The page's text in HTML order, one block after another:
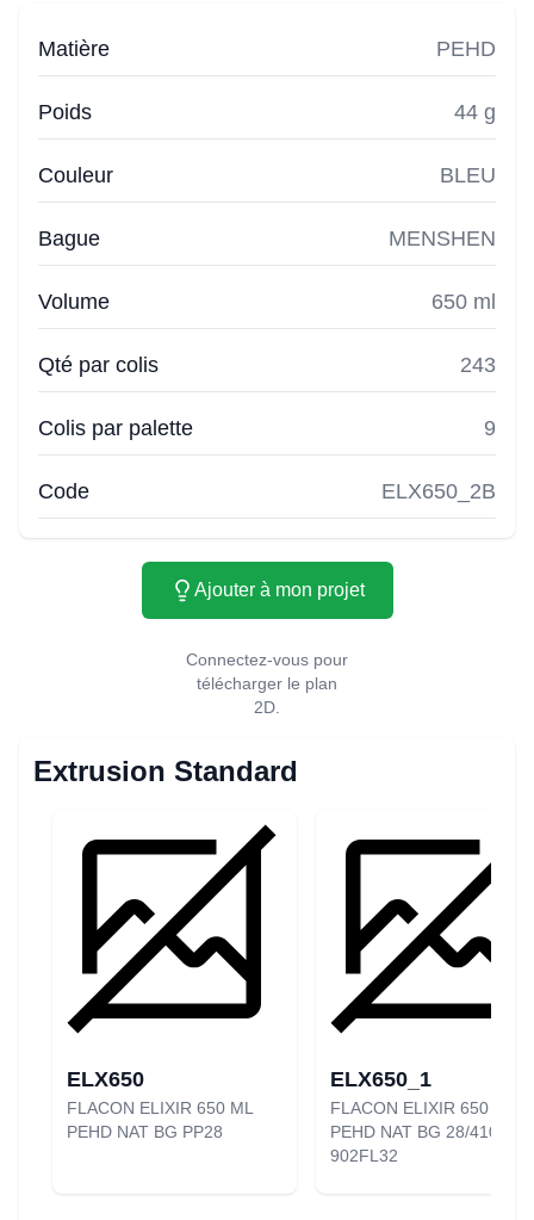
Matière PEHD
Poids 44 g
Couleur BLEU
Bague MENSHEN
Volume 650 ml
Qté par colis 243
Colis par palette 9
Code ELX650_2B
Ajouter à mon projet
Connectez-vous pour
télécharger le plan
2D.
Extrusion Standard
ELX650
FLACON ELIXIR 650 ML
PEHD NAT BG PP28
ELX650_1
FLACON ELIXIR 650 ML
PEHD NAT BG 28/410
902FL32